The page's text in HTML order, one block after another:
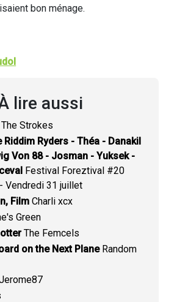
bon ménage.
lire aussi
The Strokes
Riddim Ryders - Théa - Danakil
Von 88 - Josman - Yuksek -
Festival Foreztival #20
Vendredi 31 juillet
Film Charli xcx
Green
The Femcels
on the Next PlaneRandom